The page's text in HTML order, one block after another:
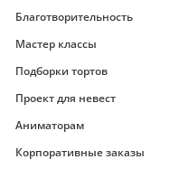
Благотворительность
Мастер классы
Подборки тортов
Проект для невест
Аниматорам
Корпоративные заказы